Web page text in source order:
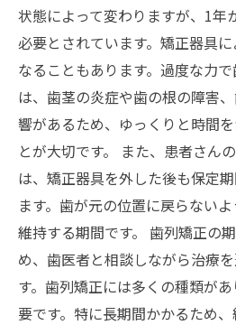
状態によって変わりますが、1年
必要とされています。矯正器具
なることもあります。過度な力
は、歯茎の炎症や歯の根の障害
響があるため、ゆっくりと時間
とが大切です。 また、患者さん
は、矯正器具を外した後も保定
ます。歯が元の位置に戻らない
維持する期間です。 歯列矯正の
め、歯医者と相談しながら治療
す。歯列矯正には多くの種類が
要です。特に長期間かかるため